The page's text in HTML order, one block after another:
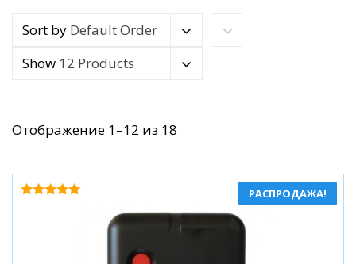
Sort by Default Order
Show 12 Products
Отображение 1–12 из 18
популярности
РАСПРОДАЖА!